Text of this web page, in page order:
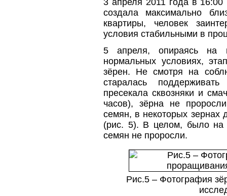
3 апреля 2011 года в 16:00
создала максимально
квартиры, человек
условия стабильными в
5 апреля, опираясь на
нормальных условиях,
зёрен. Не смотря на
старалась
пресекала сквозняки и
часов), зёрна не
семян, в некоторых зернах
(рис. 5). В целом, было на
семян не проросли.
Рис.5 – Фотография